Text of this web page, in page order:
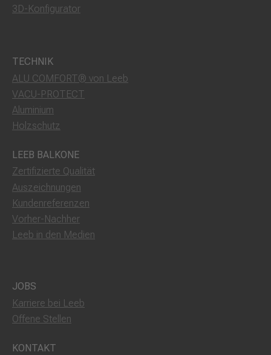
3D-Konfigurator
TECHNIK
ALU COMFORT® von Leeb
VACU-PROTECT
Aluminium
Holzschutz
LEEB BALKONE
Zertifizierte Qualität
Auszeichnungen
Kundenreferenzen
Vorher-Nachher
Leeb in den Medien
JOBS
Karriere bei Leeb
Offene Stellen
KONTAKT